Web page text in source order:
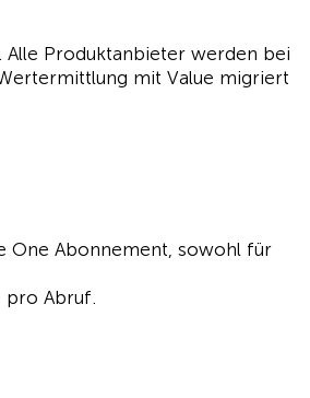
Alle Produktanbieter werden bei
mit Value migriert
One Abonnement, sowohl für
Abruf.